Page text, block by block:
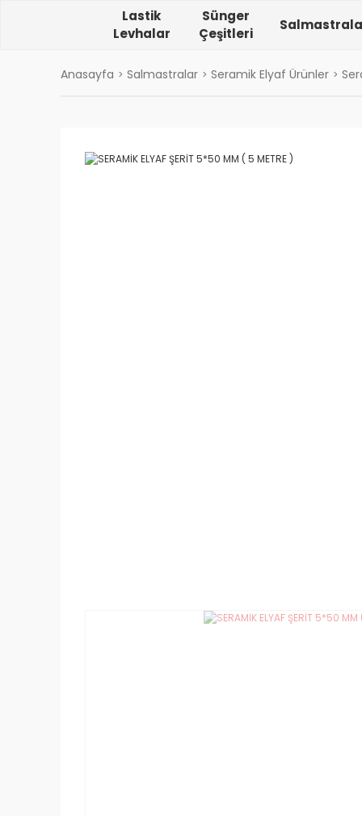
Lastik
Levhalar
Sünger
Çeşitleri
Anasayfa Salmastralar Seramik Elyaf Ürünler